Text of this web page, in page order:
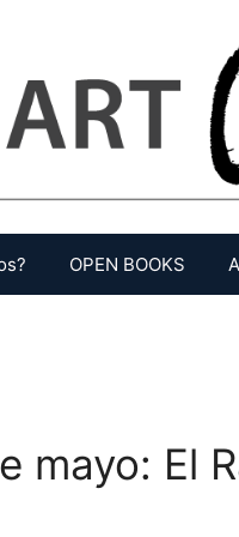
OPEN BOOKS
mayo: El